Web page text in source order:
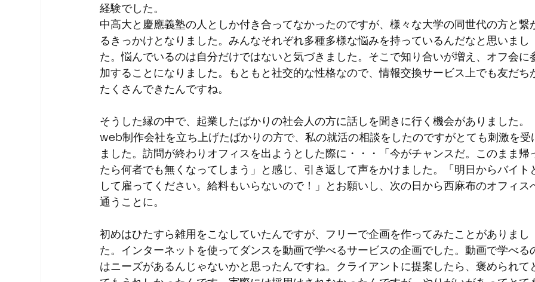
経験でした。
中高大と慶應義塾の人としか付き合ってなかったのですが、様々な大学の同世代の方と繋
るきっかけとなりました。みんなそれぞれ多種多様な悩みを持っているんだなと思いまし
た。悩んでいるのは自分だけではないと気づきました。そこで知り合いが増え、オフ会に
加することになりました。もともと社交的な性格なので、情報交換サービス上でも友だち
たくさんできたんですね。
そうした縁の中で、起業したばかりの社会人の方に話しを聞きに行く機会がありました。
web制作会社を立ち上げたばかりの方で、私の就活の相談をしたのですがとても刺激を受
ました。訪問が終わりオフィスを出ようとした際に・・・「今がチャンスだ。このまま帰
たら何者でも無くなってしまう」と感じ、引き返して声をかけました。「明日からバイト
して雇ってください。給料もいらないので！」とお願いし、次の日から西麻布のオフィス
通うことに。
初めはひたすら雑用をこなしていたんですが、フリーで企画を作ってみたことがありまし
た。インターネットを使ってダンスを動画で学べるサービスの企画でした。動画で学べる
はニーズがあるんじゃないかと思ったんですね。クライアントに提案したら、褒められて